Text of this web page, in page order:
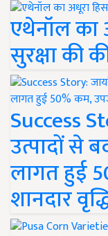
एथेनॉल का
सुरक्षा की
Success
उत्पादों से
लागत हुई
शानदार